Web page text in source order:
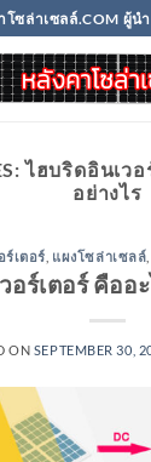
โซล่าเซลล์.COM ผู้น
ไฮบริดอินเว
อย่างไร
ร์เตอร์ แผงโซล่าเซลล์
อร์เตอร์ คืออ
ON SEPTEMBER 30,